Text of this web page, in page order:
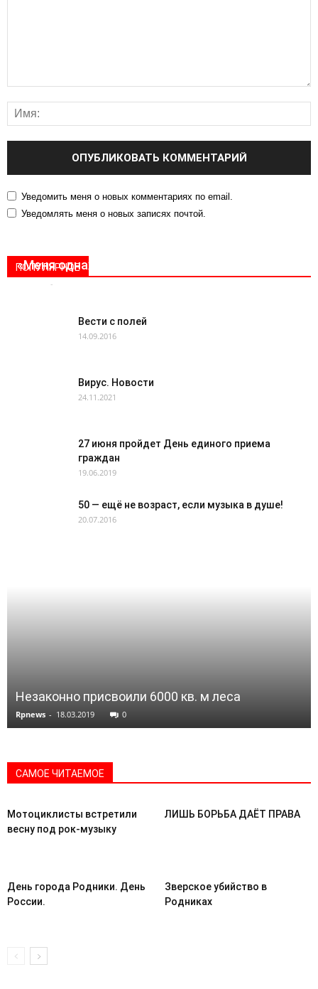
Уведомить меня о новых комментариях по email.
Уведомлять меня о новых записях почтой.
ПОПУЛЯРНОЕ
«Меня однажды вспомнят…»
-
Вести с полей
14.09.2016
Вирус. Новости
24.11.2021
27 июня пройдет День единого приема
граждан
19.06.2019
50 — ещё не возраст, если музыка в душе!
20.07.2016
Незаконно присвоили 6000 кв. м леса
Rpnews - 18.03.2019 0
САМОЕ ЧИТАЕМОЕ
Мотоциклисты встретили
весну под рок-музыку
ЛИШЬ БОРЬБА ДАЁТ ПРАВА
День города Родники. День
России.
Зверское убийство в
Родниках